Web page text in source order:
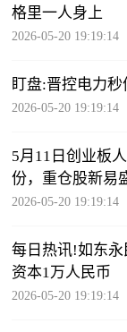
格里一人身上
2026-05-20 19:19:14
盯盘:晋控电力
2026-05-20 19:19:14
5月11日创业板
份，重仓股新易
2026-05-20 19:19:14
每日热讯!如东
资本1万人民币
2026-05-20 19:19:14